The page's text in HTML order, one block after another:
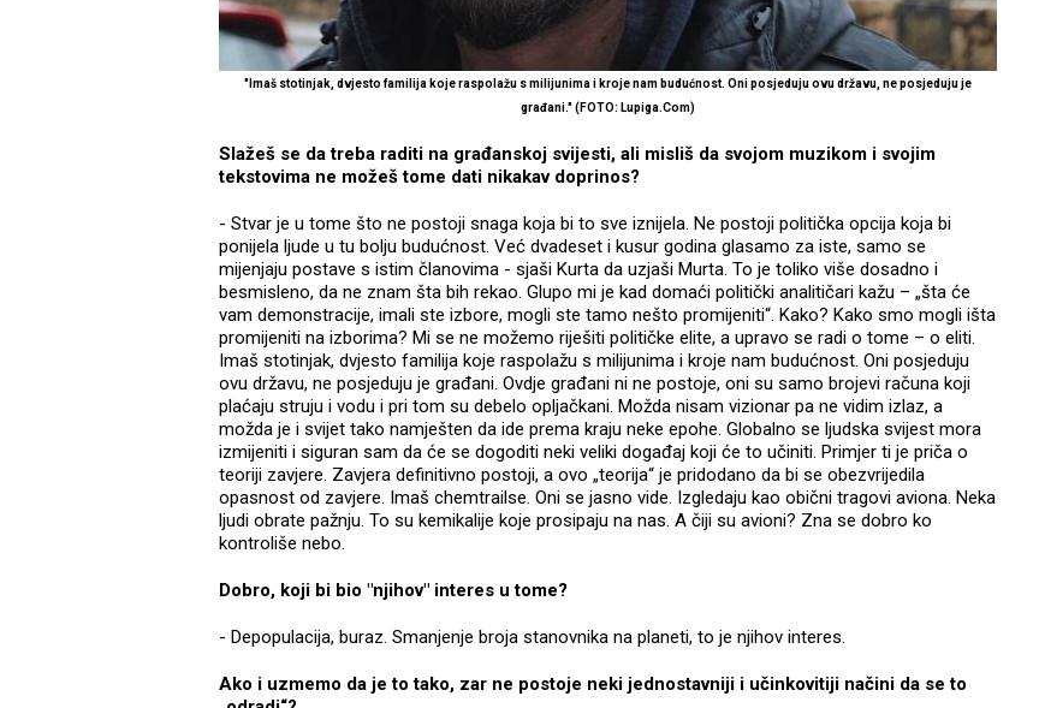
"Imaš stotinjak, dvjesto familija koje raspolažu s milijunima i kroje nam budućnost. Oni posjeduju ovu državu, ne posjeduju je
građani." (FOTO: Lupiga.Com)
Slažeš se da treba raditi na građanskoj svijesti, ali misliš da svojom muzikom i svojim
tekstovima ne možeš tome dati nikakav doprinos?
- Stvar je u tome što ne postoji snaga koja bi to sve iznijela. Ne postoji politička opcija koja bi
ponijela ljude u tu bolju budućnost. Već dvadeset i kusur godina glasamo za iste, samo se
mijenjaju postave s istim članovima - sjaši Kurta da uzjaši Murta. To je toliko više dosadno i
besmisleno, da ne znam šta bih rekao. Glupo mi je kad domaći politički analitičari kažu – „šta će
vam demonstracije, imali ste izbore, mogli ste tamo nešto promijeniti“. Kako? Kako smo mogli išta
promijeniti na izborima? Mi se ne možemo riješiti političke elite, a upravo se radi o tome – o eliti.
Imaš stotinjak, dvjesto familija koje raspolažu s milijunima i kroje nam budućnost. Oni posjeduju
ovu državu, ne posjeduju je građani. Ovdje građani ni ne postoje, oni su samo brojevi računa koji
plaćaju struju i vodu i pri tom su debelo opljačkani. Možda nisam vizionar pa ne vidim izlaz, a
možda je i svijet tako namješten da ide prema kraju neke epohe. Globalno se ljudska svijest mora
izmijeniti i siguran sam da će se dogoditi neki veliki događaj koji će to učiniti. Primjer ti je priča o
teoriji zavjere. Zavjera definitivno postoji, a ovo „teorija“ je pridodano da bi se obezvrijedila
opasnost od zavjere. Imaš chemtrailse. Oni se jasno vide. Izgledaju kao obični tragovi aviona. Neka
ljudi obrate pažnju. To su kemikalije koje prosipaju na nas. A čiji su avioni? Zna se dobro ko
kontroliše nebo.
Dobro, koji bi bio "njihov" interes u tome?
- Depopulacija, buraz. Smanjenje broja stanovnika na planeti, to je njihov interes.
Ako i uzmemo da je to tako, zar ne postoje neki jednostavniji i učinkovitiji načini da se to